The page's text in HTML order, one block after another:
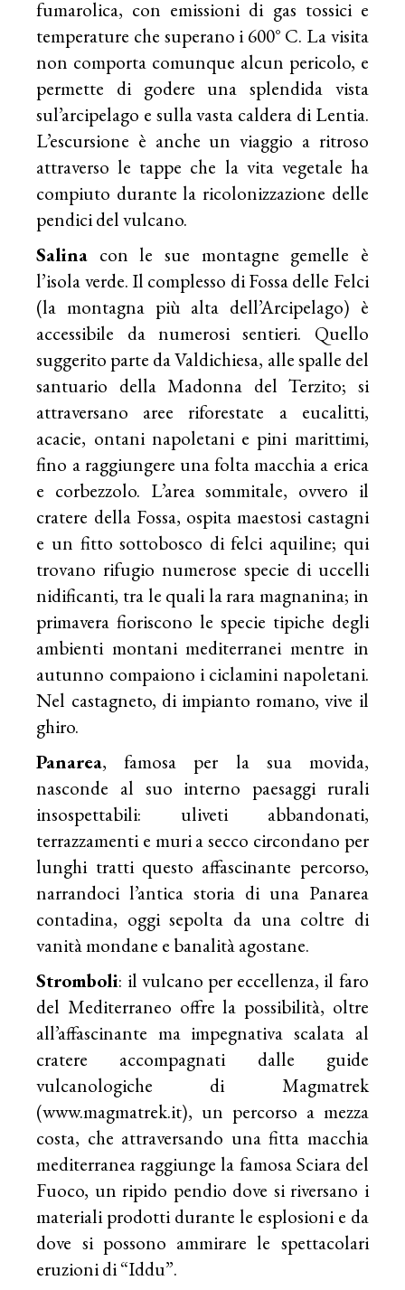
fumarolica, con emissioni di gas tossici e
temperature che superano i 600° C. La visita
non comporta comunque alcun pericolo, e
permette di godere una splendida vista
sul’arcipelago e sulla vasta caldera di Lentia.
L’escursione è anche un viaggio a ritroso
attraverso le tappe che la vita vegetale ha
compiuto durante la ricolonizzazione delle
pendici del vulcano.
Salina con le sue montagne gemelle è
l’isola verde. Il complesso di Fossa delle Felci
(la montagna più alta dell’Arcipelago) è
accessibile da numerosi sentieri. Quello
suggerito parte da Valdichiesa, alle spalle del
santuario della Madonna del Terzito; si
attraversano aree riforestate a eucalitti,
acacie, ontani napoletani e pini marittimi,
fino a raggiungere una folta macchia a erica
e corbezzolo. L’area sommitale, ovvero il
cratere della Fossa, ospita maestosi castagni
e un fitto sottobosco di felci aquiline; qui
trovano rifugio numerose specie di uccelli
nidificanti, tra le quali la rara magnanina; in
primavera fioriscono le specie tipiche degli
ambienti montani mediterranei mentre in
autunno compaiono i ciclamini napoletani.
Nel castagneto, di impianto romano, vive il
ghiro.
Panarea, famosa per la sua movida,
nasconde al suo interno paesaggi rurali
insospettabili: uliveti abbandonati,
terrazzamenti e muri a secco circondano per
lunghi tratti questo affascinante percorso,
narrandoci l’antica storia di una Panarea
contadina, oggi sepolta da una coltre di
vanità mondane e banalità agostane.
Stromboli: il vulcano per eccellenza, il faro
del Mediterraneo offre la possibilità, oltre
all’affascinante ma impegnativa scalata al
cratere accompagnati dalle guide
vulcanologiche di Magmatrek
(www.magmatrek.it), un percorso a mezza
costa, che attraversando una fitta macchia
mediterranea raggiunge la famosa Sciara del
Fuoco, un ripido pendio dove si riversano i
materiali prodotti durante le esplosioni e da
dove si possono ammirare le spettacolari
eruzioni di “Iddu”.